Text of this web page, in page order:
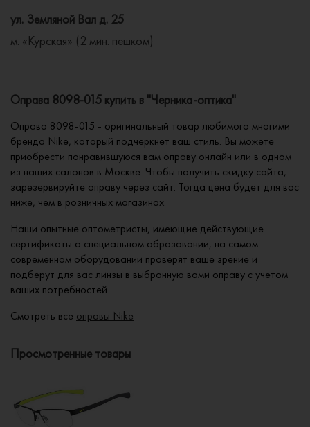
ул. Земляной Вал д. 25
м. «Курская» (2 мин. пешком)
Оправа 8098-015 купить в "Черника-оптика"
Оправа 8098-015 - оригинальный товар любимого многими
бренда Nike, который подчеркнет ваш стиль. Вы можете
приобрести понравившуюся вам оправу онлайн или в одном
из наших салонов в Москве. Чтобы получить скидку сайта,
зарезервируйте оправу через сайт. Тогда цена будет для вас
ниже, чем в розничных магазинах.
Наши опытные оптометристы, имеющие действующие
сертификаты о специальном образовании, на самом
современном оборудовании проверят ваше зрение и
подберут для вас линзы в выбранную вами оправу с учетом
ваших потребностей.
Смотреть все оправы Nike
Просмотренные товары